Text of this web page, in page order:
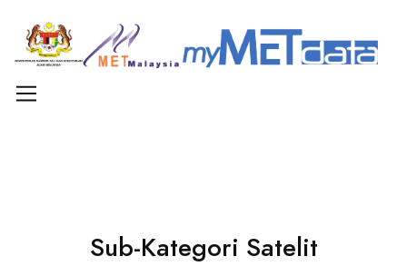
Sub-Kategori Satelit